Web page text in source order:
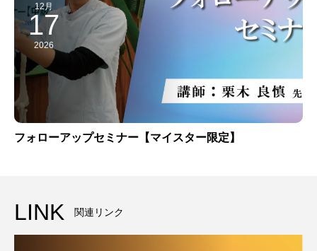
12月
17
2026
フォローアップセミナー【マイスター限定】
LINK 関連リンク